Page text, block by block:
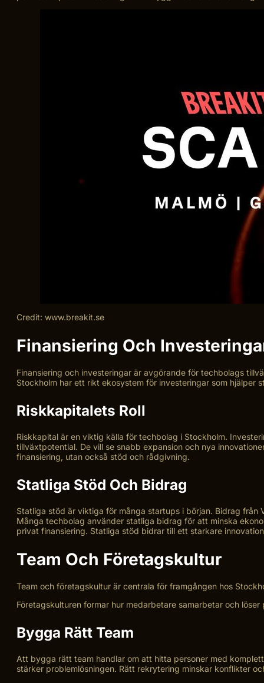
Credit: www.breakit.se
Finansiering Och
Finansiering och investeringar är avgörande för techbolags
Stockholm har ett rikt ekosystem för investeringar som hjälper
Riskkapitalets Roll
Riskkapital är en viktig källa för techbolag i Stockholm.
tillväxtpotential. De vill se snabb expansion och nya
finansiering, utan också stöd och rådgivning.
Statliga Stöd Och Bidrag
Statliga stöd är viktiga för många startups i början. Bidrag
Många techbolag använder statliga bidrag för att minska
privat finansiering. Statliga stöd bidrar till ett starkare
Team Och Företagskultur
Team och företagskultur är centrala för framgången hos
Företagskulturen formar hur medarbetare samarbetar och
Bygga Rätt Team
Att bygga rätt team handlar om att hitta personer med
stärker problemlösningen. Rätt rekrytering minskar konflikter